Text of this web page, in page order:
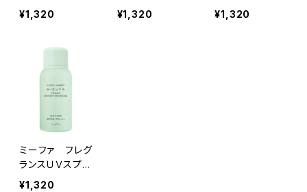
ー＜クリア＞80
¥1,320
ー＜テンダーリ
リィ＞80g
¥1,320
ー＜シェリーサ
ボン＞80g
¥1,320
ミーファ フレグ
ランスＵＶスプレ
ー＜フレッシュ
¥1,320